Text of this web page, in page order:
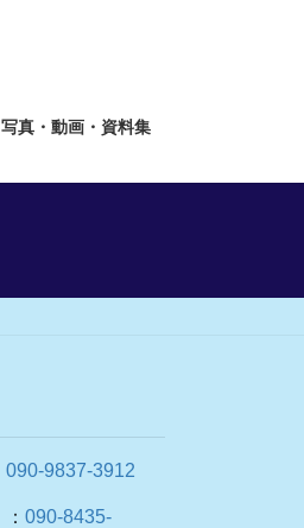
写真・動画・資料集
090-9837-3912
：090-8435-